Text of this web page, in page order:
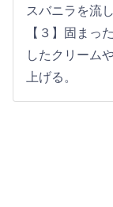
スバニラを流
【３】固まっ
したクリーム
上げる。